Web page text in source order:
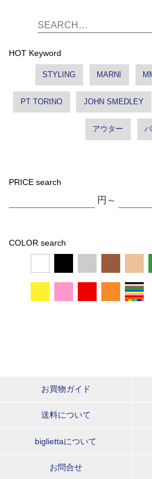
HOT Keyword
STYLING MARNI
PT TORINO JOHN SMEDLEY
アウター
PRICE search
円～
COLOR search
お買物ガイド
送料について
bigliettaについて
お問合せ